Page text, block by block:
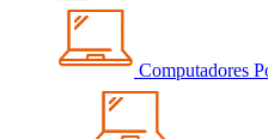
Computadores